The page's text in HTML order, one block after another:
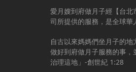
愛月嫂到府做月子經【台
司所提供的服務，是全球華
自古以來媽媽們坐月子的
做好到府做月子服務的事，
治理這地」-創世紀 1:28